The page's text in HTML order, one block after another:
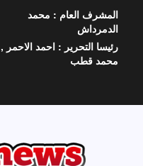
المحتوى
المشرف العام : محمد
الدمرداش
رئيسا التحرير : احمد الاحمر ,
محمد قطب